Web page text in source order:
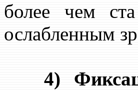
более чем
ослабленным
4)